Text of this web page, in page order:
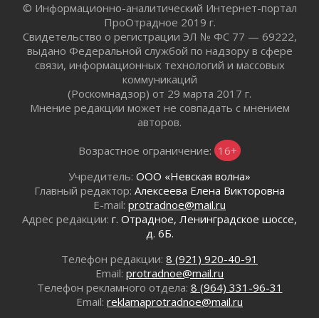
02 августа 2026
Ленобласть внедрила передовую подготовку
операторов БПЛА
02 августа 2026
В Ивангороде появилась «Избушка-
воробушка»
02 августа 2026
Юхла, мука, кантеле и Водяной
01 августа 2026
В Ленобласти открылась экспозиция к 150-
летию Билибина
01 августа 2026
01 августа 2026
Болезнь девственниц и вампиров
01 августа 2026
© Информационно-аналитический Интернет-портал
ПроОтрадное 2019 г.
Свидетельство о регистрации ЭЛ № ФС 77 — 69222,
выдано Федеральной службой по надзору в сфере
связи, информационных технологий и массовых
коммуникаций
(Роскомнадзор) от 29 марта 2017 г.
Мнение редакции может не совпадать с мнением
авторов.
Возрастное ограничение: 16+
Учредитель: ООО «Невская волна»
Главный редактор: Алексеева Елена Викторовна
E-mail: protradnoe@mail.ru
Адрес редакции: г. Отрадное, Ленинградское шоссе,
д. 6Б.
Телефон редакции: 8 (921) 920-40-91
Email: protradnoe@mail.ru
Телефон рекламного отдела: 8 (964) 331-96-31
Email: reklamaprotradnoe@mail.ru